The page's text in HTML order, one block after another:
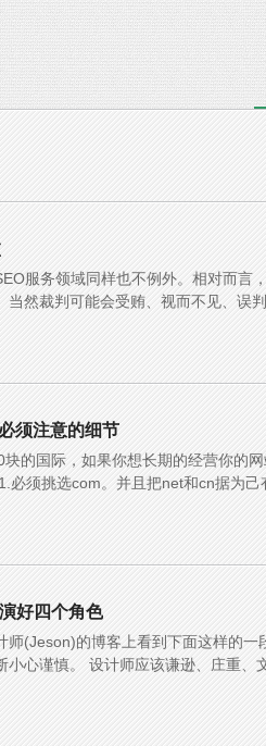
服务领域同样也不例外。相对而言
当然裁判可能会受贿、视而不见、误
须注意的细节
的国际，如果你想长期的经营你的
必须挑选com。并且把net和cn据为
好四个角色
师(Jeson)的博客上看到下面这样的
小心谨慎。 设计师应该谦逊、庄重